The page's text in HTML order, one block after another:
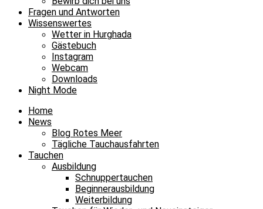
Fragen und Antworten
Wissenswertes
Wetter in Hurghada
Gästebuch
Instagram
Webcam
Downloads
Night Mode
Home
News
Blog Rotes Meer
Tägliche Tauchausfahrten
Tauchen
Ausbildung
Schnuppertauchen
Beginnerausbildung
Weiterbildung